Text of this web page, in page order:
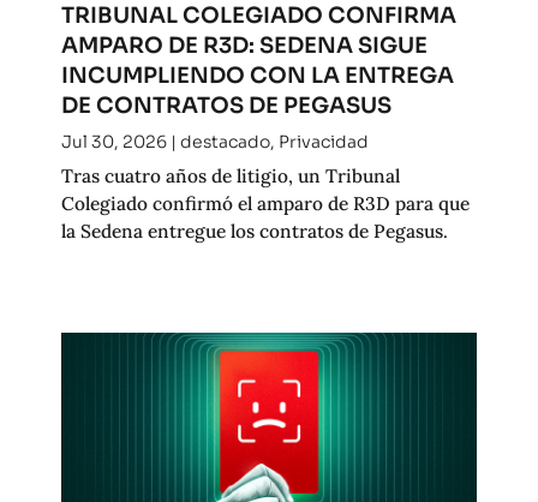
TRIBUNAL COLEGIADO CONFIRMA
AMPARO DE R3D: SEDENA SIGUE
INCUMPLIENDO CON LA ENTREGA
DE CONTRATOS DE PEGASUS
Jul 30, 2026| destacado, Privacidad
Tras cuatro años de litigio, un Tribunal
Colegiado confirmó el amparo de R3D para que
la Sedena entregue los contratos de Pegasus.